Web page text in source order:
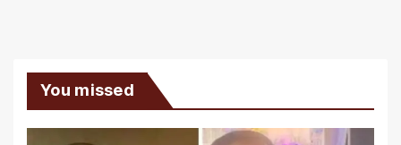
You missed